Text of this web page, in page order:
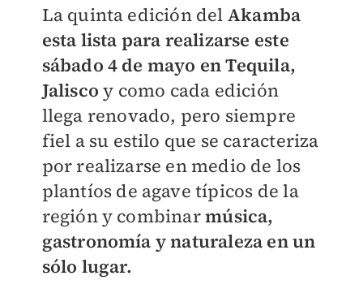
La quinta edición del Akamba
esta lista para realizarse este
sábado 4 de mayo en Tequila,
Jalisco y como cada edición
llega renovado, pero siempre
fiel a su estilo que se caracteriza
por realizarse en medio de los
plantíos de agave típicos de la
región y combinarmúsica,
gastronomía y naturaleza en un
sólo lugar.